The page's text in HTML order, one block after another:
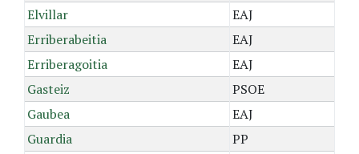
Elvillar
EAJ
Erriberabeitia
EAJ
Erriberagoitia
EAJ
Gasteiz
PSOE
Gaubea
EAJ
Guardia
PP